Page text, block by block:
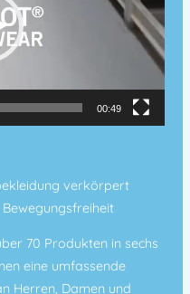
00:49
verkörpert
70 Produkten in sechs
eine umfassende
Herren, Damen und